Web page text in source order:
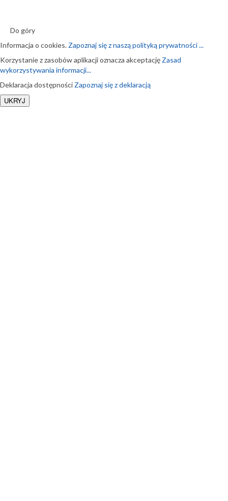
Do góry
Informacja o cookies. Zapoznaj się z naszą polityką prywatności ...
Korzystanie z zasobów aplikacji oznacza akceptację Zasad
wykorzystywania informacji...
Deklaracja dostępności Zapoznaj się z deklaracją